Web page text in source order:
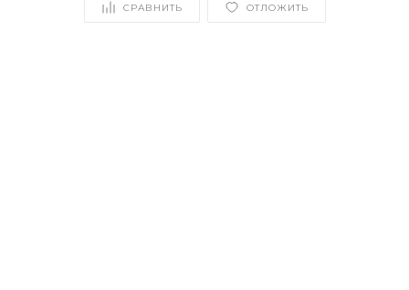
СРАВНИТЬ ОТЛОЖИТЬ